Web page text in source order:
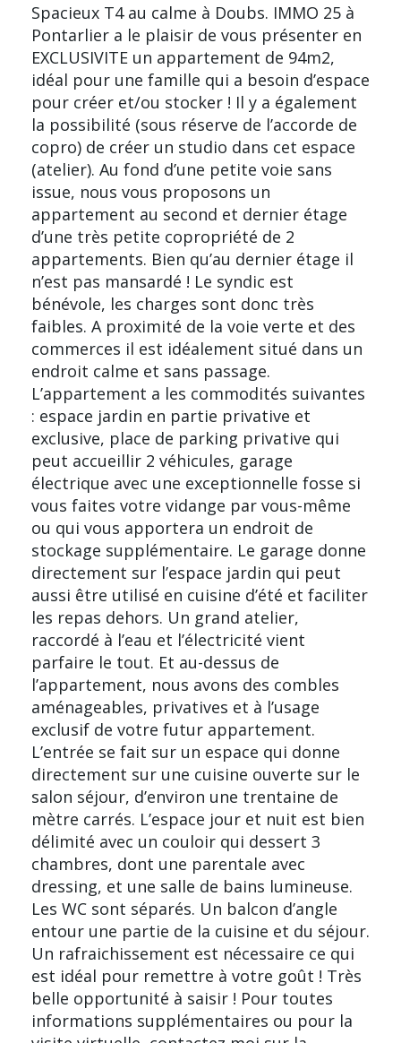
Spacieux T4 au calme à Doubs. IMMO 25 à
Pontarlier a le plaisir de vous présenter en
EXCLUSIVITE un appartement de 94m2,
idéal pour une famille qui a besoin d’espace
pour créer et/ou stocker ! Il y a également
la possibilité (sous réserve de l’accorde de
copro) de créer un studio dans cet espace
(atelier). Au fond d’une petite voie sans
issue, nous vous proposons un
appartement au second et dernier étage
d’une très petite copropriété de 2
appartements. Bien qu’au dernier étage il
n’est pas mansardé ! Le syndic est
bénévole, les charges sont donc très
faibles. A proximité de la voie verte et des
commerces il est idéalement situé dans un
endroit calme et sans passage.
L’appartement a les commodités suivantes
: espace jardin en partie privative et
exclusive, place de parking privative qui
peut accueillir 2 véhicules, garage
électrique avec une exceptionnelle fosse si
vous faites votre vidange par vous-même
ou qui vous apportera un endroit de
stockage supplémentaire. Le garage donne
directement sur l’espace jardin qui peut
aussi être utilisé en cuisine d’été et faciliter
les repas dehors. Un grand atelier,
raccordé à l’eau et l’électricité vient
parfaire le tout. Et au-dessus de
l’appartement, nous avons des combles
aménageables, privatives et à l’usage
exclusif de votre futur appartement.
L’entrée se fait sur un espace qui donne
directement sur une cuisine ouverte sur le
salon séjour, d’environ une trentaine de
mètre carrés. L’espace jour et nuit est bien
délimité avec un couloir qui dessert 3
chambres, dont une parentale avec
dressing, et une salle de bains lumineuse.
Les WC sont séparés. Un balcon d’angle
entour une partie de la cuisine et du séjour.
Un rafraichissement est nécessaire ce qui
est idéal pour remettre à votre goût ! Très
belle opportunité à saisir ! Pour toutes
informations supplémentaires ou pour la